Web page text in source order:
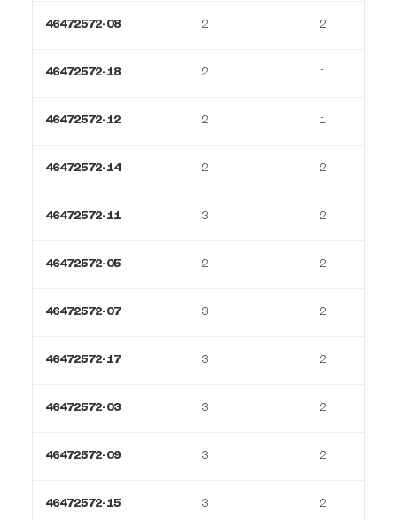
46472572-08 2 2
46472572-18 2 1
46472572-12 2 1
46472572-14 2 2
46472572-11 3 2
46472572-05 2 2
46472572-07 3 2
46472572-17 3 2
46472572-03 3 2
46472572-09 3 2
46472572-15 3 2